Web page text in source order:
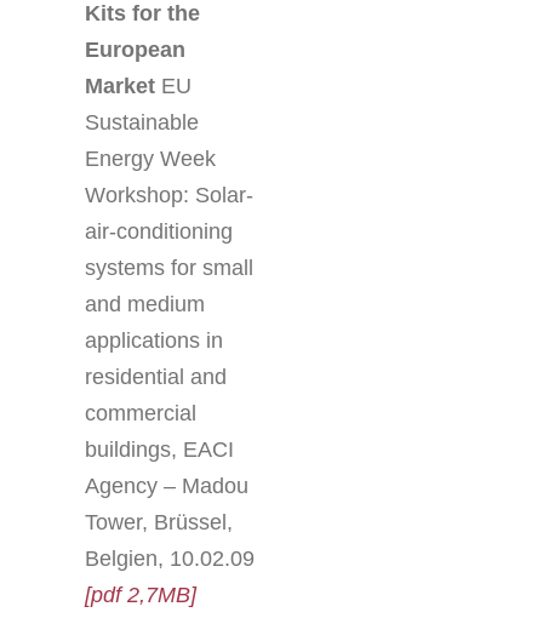
Kits for the
European
Market EU
Sustainable
Energy Week
Workshop: Solar-
air-conditioning
systems for small
and medium
applications in
residential and
commercial
buildings, EACI
Agency – Madou
Tower, Brüssel,
Belgien, 10.02.09
[pdf 2,7MB]